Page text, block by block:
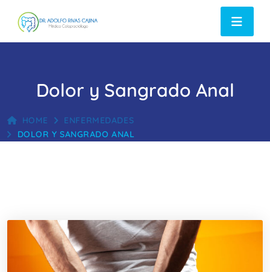
Dolor y Sangrado Anal
HOME
ENFERMEDADES
DOLOR Y SANGRADO ANAL